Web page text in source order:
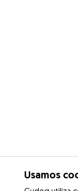
Usamos